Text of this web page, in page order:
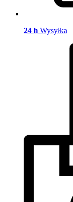
24 h Wysyłka